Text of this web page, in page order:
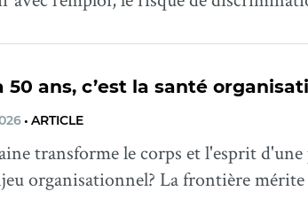
50 ans, c’est la santé
• ARTICLE
transforme le corps et l'esprit
organisationnel? La frontière mérite